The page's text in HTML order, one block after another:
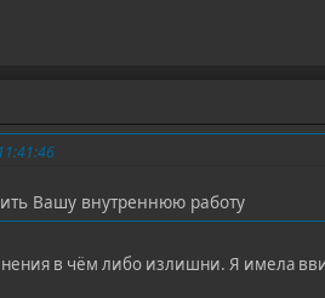
Вашу внутреннюю работу
в чём либо излишни. Я имела